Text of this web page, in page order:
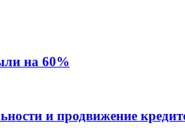
на 60%
и продвижение